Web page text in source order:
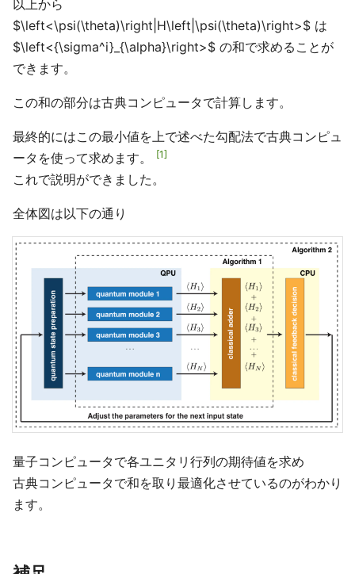
以上から
$\left<\psi(\theta)\right|H\left|\psi(\theta)\right>$ は
$\left<{\sigma^i}_{\alpha}\right>$ の和で求めることが
できます。
この和の部分は古典コンピュータで計算します。
最終的にはこの最小値を上で述べた勾配法で古典コンピュ
ータを使って求めます。
1
これで説明ができました。
全体図は以下の通り
量子コンピュータで各ユニタリ行列の期待値を求め
古典コンピュータで和を取り最適化させているのがわかり
ます。